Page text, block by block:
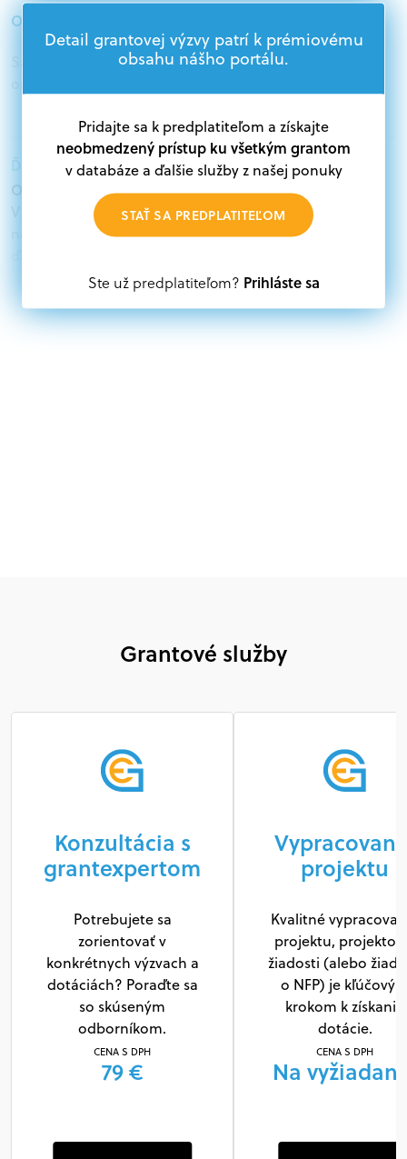
Oprávnení žiadatelia:
Samospráva, Štátna správa, Podnikatelia, Mimovládne
Ďalšie informácie:
Oprávnení žiadatelia:
V databáze grantov a dotácií na portáli Grantexpert.sk
nájdete aktuálne výzvy z eurofondov, plánu obnovy a
Oprávnení partneri:
Akákoľvek právnická osoba, t. j. verejný alebo súkromný
Detail grantovej výzvy patrí k prémiovému
obsahu nášho portálu.
Pridajte sa k predplatiteľom a získajte
neobmedzený prístup ku všetkým grantom
v databáze a ďalšie služby z našej ponuky
STAŤ SA PREDPLATITEĽOM
Ste už predplatiteľom? Prihláste sa
Grantové služby
Konzultácia s
grantexpertom
Potrebujete sa
zorientovať v
konkrétnych výzvach a
dotáciách? Poraďte sa
so skúseným
odborníkom.
CENA S DPH
79 €
projektu
Kvalitné
projektu,
žiadosti (alebo
o NFP) je
krokom k získaniu
dotácie.
CENA S DPH
Na